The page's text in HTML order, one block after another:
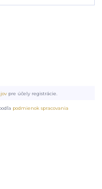
pre účely registrácie.
podmienok spracovania